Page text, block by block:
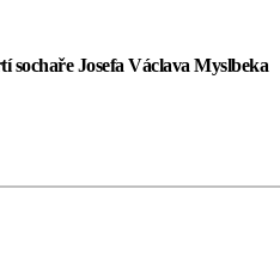
sochaře Josefa Václava Myslbeka